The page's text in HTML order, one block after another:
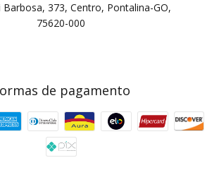
Barbosa, 373, Centro, Pontalina-GO,
75620-000
de pagamento